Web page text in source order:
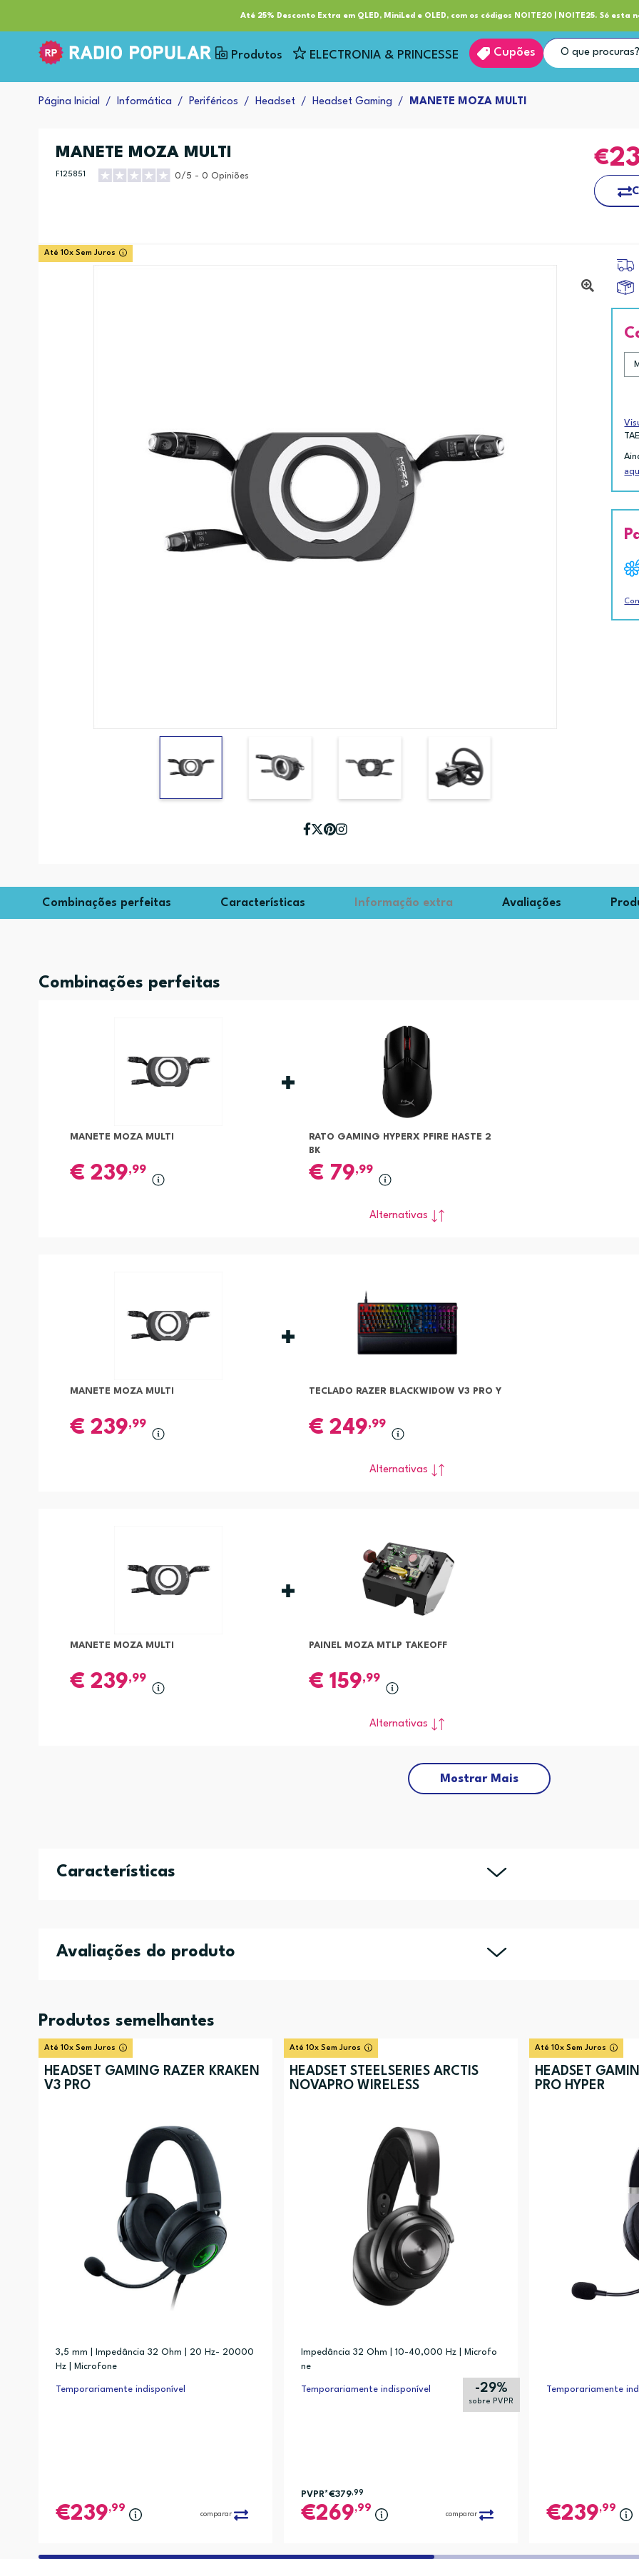
Até 25% Desconto Extra em QLED, MiniLed e OLED, com os códigos NOITE20 | NOITE25. Só esta
Serviços Clube RP+ Entrega
Produtos ELECTRONIA & PRINCESSE Cupões
Página Inicial Informática Periféricos Headset Headset Gaming MANETE MOZA MULTI
MANETE MOZA MULTI
F125851 0/5 - 0 Opiniões
Até 10x Sem Juros
Combinações perfeitas Características Informação extra Avaliações
Combinações perfeitas
MANETE MOZA MULTI
€ 239,99
RATO GAMING HYPERX PFIRE HASTE 2
BK
€ 79,99
Alternativas
MANETE MOZA MULTI
€ 239,99
TECLADO RAZER BLACKWIDOW V3 PRO Y
€ 249,99
Alternativas
MANETE MOZA MULTI
€ 239,99
PAINEL MOZA MTLP TAKEOFF
€ 159,99
Alternativas
Mostrar Mais
Características
Avaliações do produto
Produtos semelhantes
Até 10x Sem Juros
HEADSET GAMING RAZER KRAKEN
V3 PRO
3,5 mm | Impedância 32 Ohm | 20 Hz- 20000
Hz | Microfone
Temporariamente indisponível
239,99
comparar
Até 10x Sem Juros
HEADSET STEELSERIES ARCTIS
NOVAPRO WIRELESS
Impedância 32 Ohm | 10-40,000 Hz | Microfo
ne
Temporariamente indisponível -29%
sobre PVPR
PVPR*€379,99
269,99
comparar
Até 10x Sem Juros
HEADSET
PRO HYPER
Temporariamente
239,99